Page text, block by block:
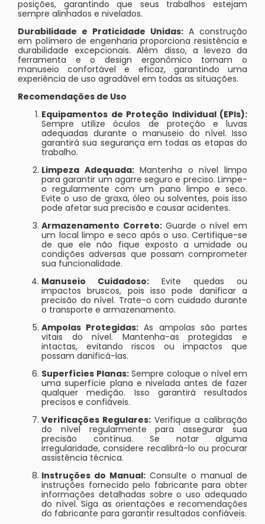
posições, garantindo que seus trabalhos estejam
sempre alinhados e nivelados.
Durabilidade e Praticidade Unidas: A construção
em polímero de engenharia proporciona resistência e
durabilidade excepcionais. Além disso, a leveza da
ferramenta e o design ergonômico tornam o
manuseio confortável e eficaz, garantindo uma
experiência de uso agradável em todas as situações.
Recomendações de Uso
Equipamentos de Proteção Individual (EPIs):
Sempre utilize óculos de proteção e luvas
adequadas durante o manuseio do nível. Isso
garantirá sua segurança em todas as etapas do
trabalho.
Limpeza Adequada:Mantenha o nível limpo
para garantir um agarre seguro e preciso. Limpe-
o regularmente com um pano limpo e seco.
Evite o uso de graxa, óleo ou solventes, pois isso
pode afetar sua precisão e causar acidentes.
Armazenamento Correto:Guarde o nível em
um local limpo e seco após o uso. Certifique-se
de que ele não fique exposto a umidade ou
condições adversas que possam comprometer
sua funcionalidade.
Manuseio Cuidadoso: Evite quedas ou
impactos bruscos, pois isso pode danificar a
precisão do nível. Trate-o com cuidado durante
o transporte e armazenamento.
Ampolas Protegidas: As ampolas são partes
vitais do nível. Mantenha-as protegidas e
intactas, evitando riscos ou impactos que
possam danificá-las.
Superfícies Planas:Sempre coloque o nível em
uma superfície plana e nivelada antes de fazer
qualquer medição. Isso garantirá resultados
precisos e confiáveis.
Verificações Regulares: Verifique a calibração
do nível regularmente para assegurar sua
precisão contínua. Se notar alguma
irregularidade, considere recalibrá-lo ou procurar
assistência técnica.
Instruções do Manual: Consulte o manual de
instruções fornecido pelo fabricante para obter
informações detalhadas sobre o uso adequado
do nível. Siga as orientações e recomendações
do fabricante para garantir resultados confiáveis.